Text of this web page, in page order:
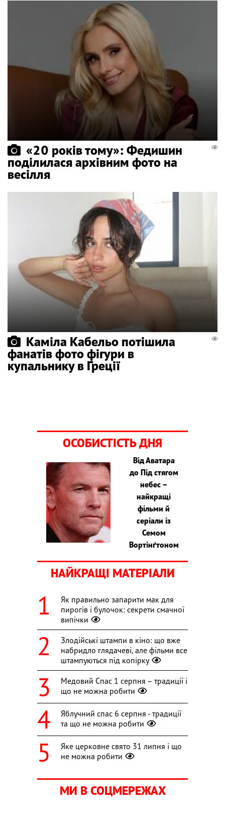
«20 років тому»: Федишин
поділилася архівним фото на
весілля
Каміла Кабельо потішила
фанатів фото фігури в
купальнику в Греції
ОСОБИСТІСТЬ ДНЯ
Від Аватара
до Під стягом
небес –
найкращі
фільми й
серіали із
Семом
Вортінґтоном
НАЙКРАЩІ МАТЕРІАЛИ
Як правильно запарити мак для
пирогів і булочок: секрети смачної
випічки
Злодійські штампи в кіно: що вже
набридло глядачеві, але фільми все
штампуються під копірку
Медовий Спас 1 серпня – традиції і
що не можна робити
Яблучний спас 6 серпня - традиції
та що не можна робити
Яке церковне свято 31 липня і що
не можна робити
МИ В СОЦМЕРЕЖАХ